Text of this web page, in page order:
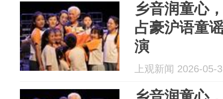
乡音润童心
占豪沪语童
演
上观新闻 2026-05-